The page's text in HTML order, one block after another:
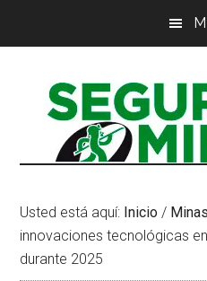
principal
Usted está aquí: Inicio / Minas
innovaciones tecnológicas
durante 2025